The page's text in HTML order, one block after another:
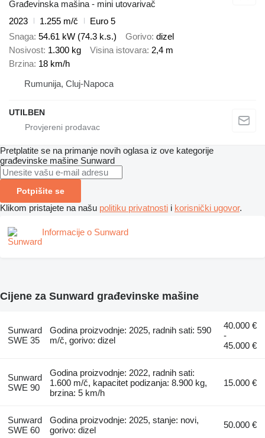
Građevinska mašina - mini utovarivač
2023
1.255 m/č
Euro 5
Snaga 54.61 kW (74.3 k.s.) Gorivo dizel
Nosivost 1.300 kg Visina istovara 2,4 m
Brzina 18 km/h
Rumunija, Cluj-Napoca
UTILBEN
Pretplatite se na primanje novih oglasa iz ove kategorije
građevinske mašine Sunward
Potpišite se
Klikom pristajete na našu politiku privatnosti i korisnički ugovor.
Informacije o Sunward
Cijene za Sunward građevinske mašine
Sunward
SWE 35
Godina proizvodnje: 2025, radnih sati: 590
m/č, gorivo: dizel
40.000 €
-
45.000 €
Sunward
SWE 90
Godina proizvodnje: 2022, radnih sati:
1.600 m/č, kapacitet podizanja: 8.900 kg,
brzina: 5 km/h
15.000 €
Sunward
SWE 60
Godina proizvodnje: 2025, stanje: novi,
gorivo: dizel
50.000 €